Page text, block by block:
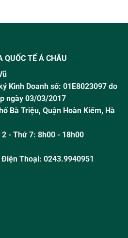
QUỐC TẾ Á CHÂU
Kinh Doanh số: 01E8023097 do
ngày 03/03/2017
Bà Triệu, Quận Hoàn Kiếm, Hà
- Thứ 7: 8h00 - 18h00
Điện Thoại: 0243.9940951